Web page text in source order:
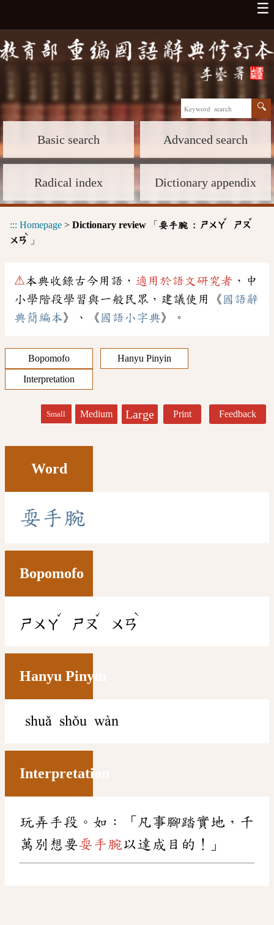
☰
Basic search Advanced search
Radical index Dictionary appendix
::: Homepage > Dictionary review 「 耍手腕 : ㄕㄨㄚ
ˇ
ㄕㄡ
ˇ
ㄨㄢ
ˋ
」
⚠本典收錄古今用語， 適用於語文研究者 ，中
小學階段學習與一般民眾，建議使用《 國語辭
典簡編本》、《 國語小字典》。
Bopomofo
Hanyu Pinyin
Interpretation
Small Medium Large Print Feedback
Word
耍手腕
Bopomofo
ㄕㄨㄚ
ˇ
ㄕㄡ
ˇ
ㄨㄢ
ˋ
Hanyu Pinyin
shuǎ shǒu wàn
Interpretation
玩弄手段。如：「凡事腳踏實地，千
萬別想要耍手腕以達成目的！」